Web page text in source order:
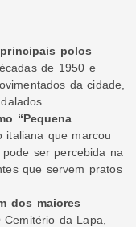
polos
de 1950 e
da cidade,
“Pequena
italiana que marcou
ser percebida na
que servem pratos
dos maiores
Cemitério da Lapa,